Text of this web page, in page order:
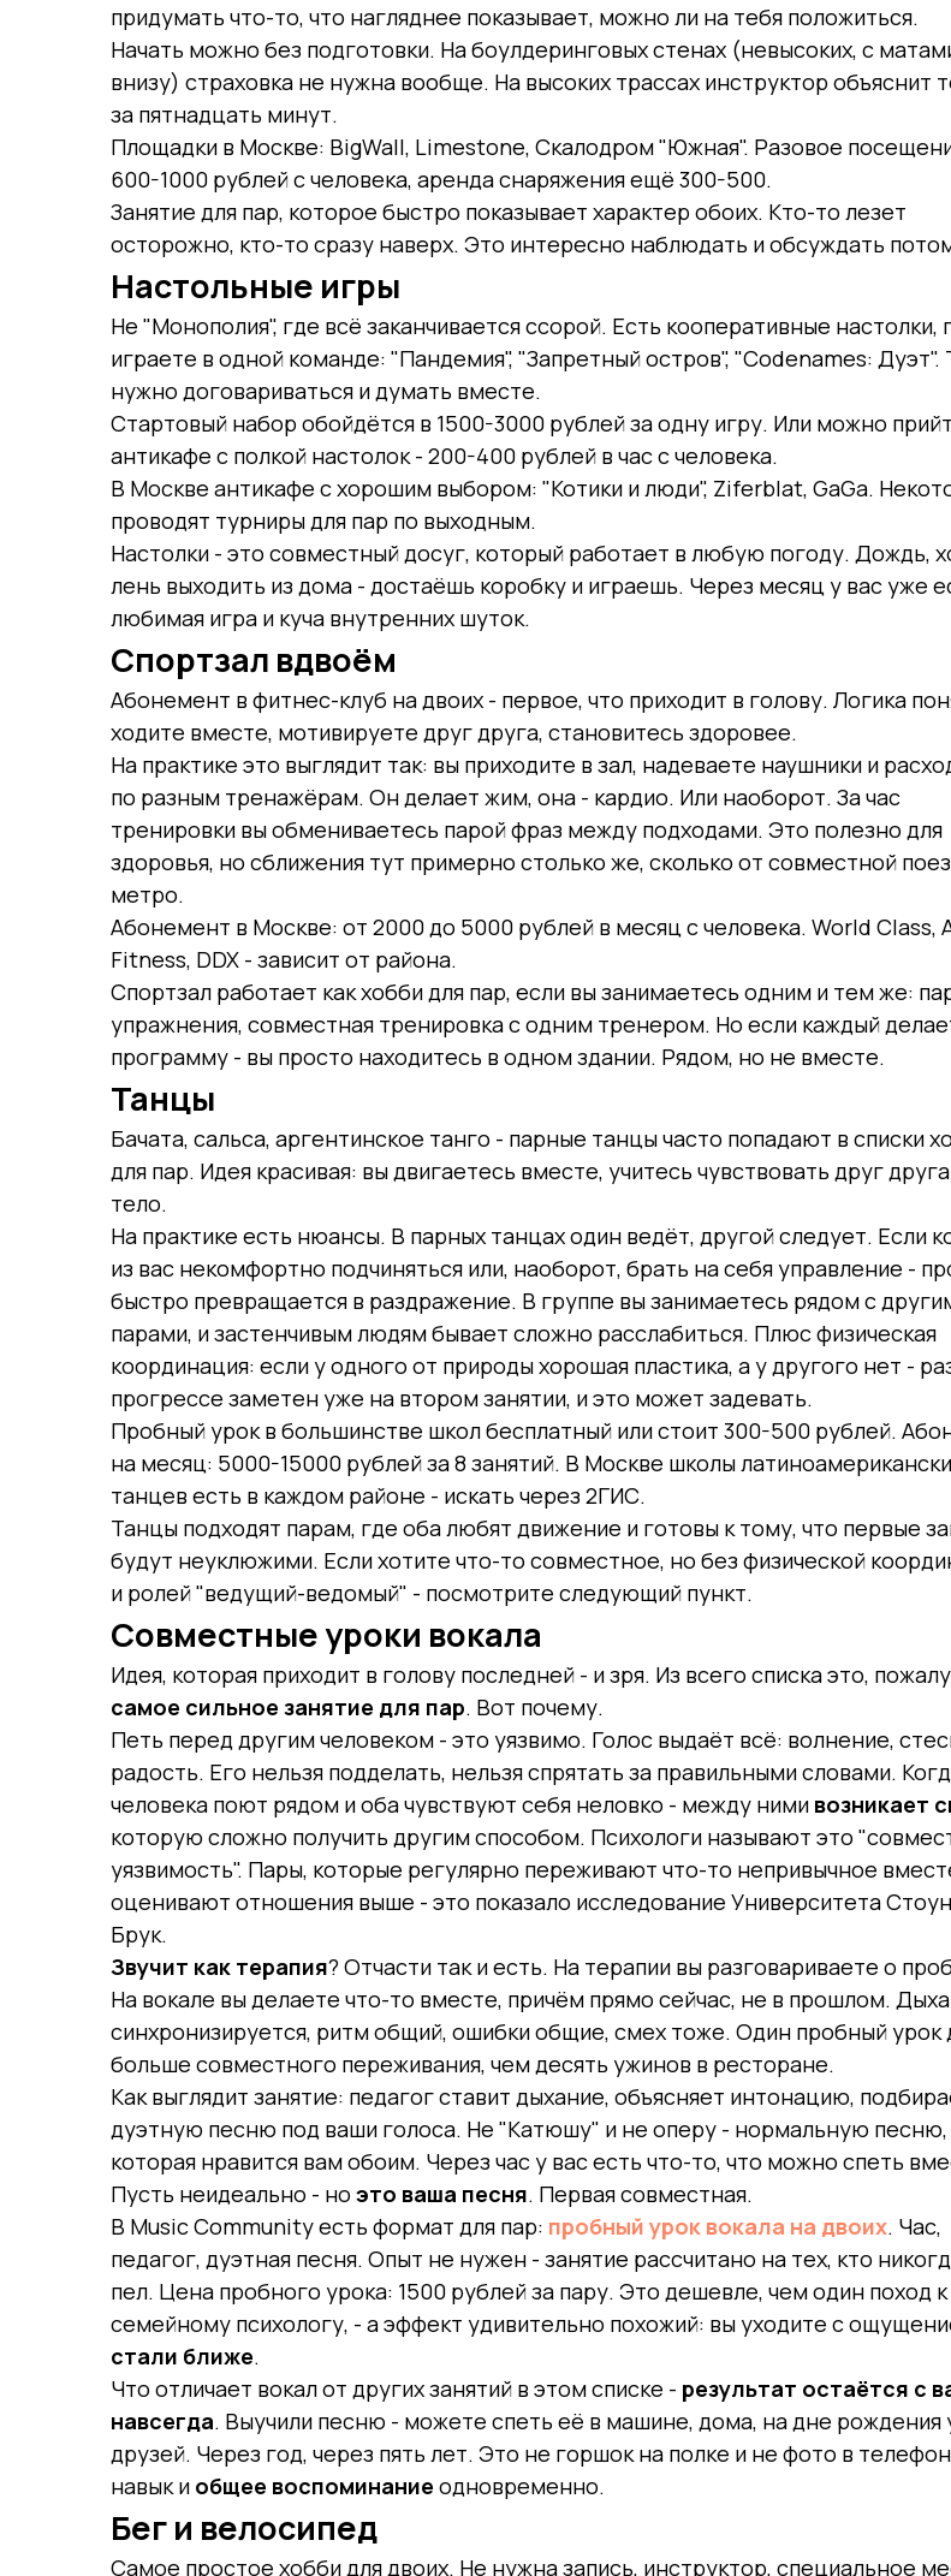
придумать что-то, что нагляднее показывает, можно ли на тебя положиться.
Начать можно без подготовки. На боулдеринговых стенах (невысоких, с
внизу) страховка не нужна вообще. На высоких трассах инструктор объяснит
за пятнадцать минут.
Площадки в Москве: BigWall, Limestone, Скалодром "Южная". Разовое
600-1000 рублей с человека, аренда снаряжения ещё 300-500.
Занятие для пар, которое быстро показывает характер обоих. Кто-то лезет
осторожно, кто-то сразу наверх. Это интересно наблюдать и обсуждать
Настольные игры
Не "Монополия", где всё заканчивается ссорой. Есть кооперативные настолки,
играете в одной команде: "Пандемия", "Запретный остров", "Codenames: Дуэт".
нужно договариваться и думать вместе.
Стартовый набор обойдётся в 1500-3000 рублей за одну игру. Или можно
антикафе с полкой настолок - 200-400 рублей в час с человека.
В Москве антикафе с хорошим выбором: "Котики и люди", Ziferblat, GaGa.
проводят турниры для пар по выходным.
Настолки - это совместный досуг, который работает в любую погоду. Дождь,
лень выходить из дома - достаёшь коробку и играешь. Через месяц у вас уже
любимая игра и куча внутренних шуток.
Спортзал вдвоём
Абонемент в фитнес-клуб на двоих - первое, что приходит в голову. Логика
ходите вместе, мотивируете друг друга, становитесь здоровее.
На практике это выглядит так: вы приходите в зал, надеваете наушники и
по разным тренажёрам. Он делает жим, она - кардио. Или наоборот. За час
тренировки вы обмениваетесь парой фраз между подходами. Это полезно для
здоровья, но сближения тут примерно столько же, сколько от совместной
метро.
Абонемент в Москве: от 2000 до 5000 рублей в месяц с человека. World Class,
Fitness, DDX - зависит от района.
Спортзал работает как хобби для пар, если вы занимаетесь одним и тем же:
упражнения, совместная тренировка с одним тренером. Но если каждый
программу - вы просто находитесь в одном здании. Рядом, но не вместе.
Танцы
Бачата, сальса, аргентинское танго - парные танцы часто попадают в списки
для пар. Идея красивая: вы двигаетесь вместе, учитесь чувствовать друг
тело.
На практике есть нюансы. В парных танцах один ведёт, другой следует. Если
из вас некомфортно подчиняться или, наоборот, брать на себя управление -
быстро превращается в раздражение. В группе вы занимаетесь рядом с
парами, и застенчивым людям бывает сложно расслабиться. Плюс физическая
координация: если у одного от природы хорошая пластика, а у другого нет -
прогрессе заметен уже на втором занятии, и это может задевать.
Пробный урок в большинстве школ бесплатный или стоит 300-500 рублей.
на месяц: 5000-15000 рублей за 8 занятий. В Москве школы
танцев есть в каждом районе - искать через 2ГИС.
Танцы подходят парам, где оба любят движение и готовы к тому, что первые
будут неуклюжими. Если хотите что-то совместное, но без физической
и ролей "ведущий-ведомый" - посмотрите следующий пункт.
Совместные уроки вокала
Идея, которая приходит в голову последней - и зря. Из всего списка это,
самое сильное занятие для пар. Вот почему.
Петь перед другим человеком - это уязвимо. Голос выдаёт всё: волнение,
радость. Его нельзя подделать, нельзя спрятать за правильными словами.
человека поют рядом и оба чувствуют себя неловко - между ними возникает
которую сложно получить другим способом. Психологи называют это
уязвимость". Пары, которые регулярно переживают что-то непривычное
оценивают отношения выше - это показало исследование Университета
Брук.
Звучит как терапия? Отчасти так и есть. На терапии вы разговариваете о
На вокале вы делаете что-то вместе, причём прямо сейчас, не в прошлом.
синхронизируется, ритм общий, ошибки общие, смех тоже. Один пробный урок
больше совместного переживания, чем десять ужинов в ресторане.
Как выглядит занятие: педагог ставит дыхание, объясняет интонацию,
дуэтную песню под ваши голоса. Не "Катюшу" и не оперу - нормальную песню,
которая нравится вам обоим. Через час у вас есть что-то, что можно спеть
Пусть неидеально - но это ваша песня. Первая совместная.
В Music Community есть формат для пар: пробный урок вокала на двоих. Час,
педагог, дуэтная песня. Опыт не нужен - занятие рассчитано на тех, кто
пел. Цена пробного урока: 1500 рублей за пару. Это дешевле, чем один поход к
семейному психологу, - а эффект удивительно похожий: вы уходите с
стали ближе.
Что отличает вокал от других занятий в этом списке - результат остаётся с
навсегда. Выучили песню - можете спеть её в машине, дома, на дне рождения
друзей. Через год, через пять лет. Это не горшок на полке и не фото в
навык и общее воспоминание одновременно.
Бег и велосипед
Самое простое хобби для двоих. Не нужна запись, инструктор, специальное